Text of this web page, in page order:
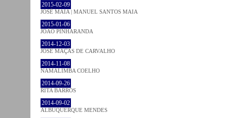
2015-02-09
JOSÉ MAIA | MANUEL SANTOS MAIA
2015-01-06
JOÃO PINHARANDA
2014-12-03
JOSÉ MAÇÃS DE CARVALHO
2014-11-08
NAMALIMBA COELHO
2014-09-26
RITA BARROS
2014-09-02
ALBUQUERQUE MENDES